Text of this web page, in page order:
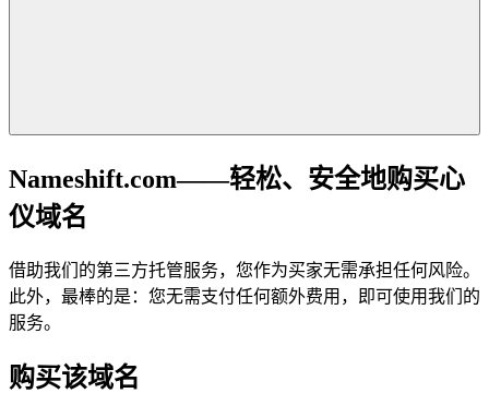
Nameshift.com——轻松、安全地购买心
仪域名
借助我们的第三方托管服务，您作为买家无需承担任何风险。
此外，最棒的是：您无需支付任何额外费用，即可使用我们的
服务。
购买该域名